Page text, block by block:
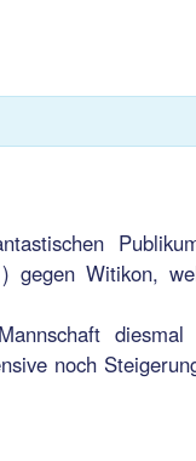
gegen Witikon,
noch